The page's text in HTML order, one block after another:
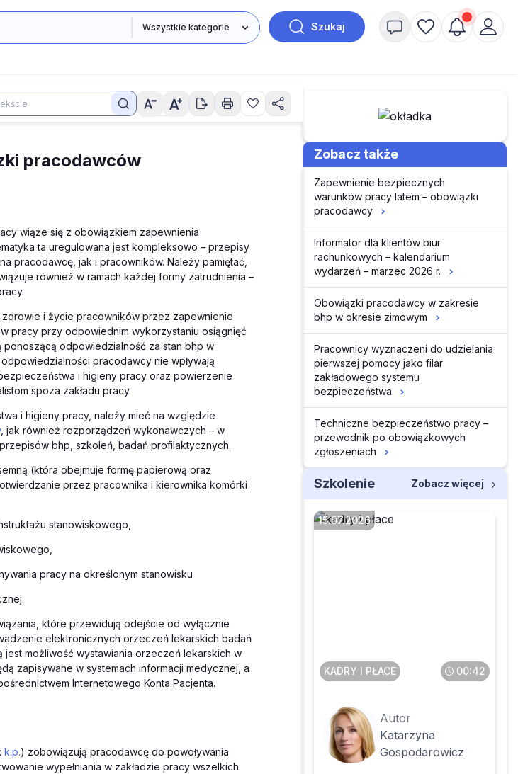
Szukaj
pracodawców
wiąże się z obowiązkiem zapewnienia
ta uregulowana jest kompleksowo – przepisy
pracodawcę, jak i pracowników. Należy pamiętać,
również w ramach każdej formy zatrudnienia –
i życie pracowników przez zapewnienie
pracy przy odpowiednim wykorzystaniu osiągnięć
ponoszącą odpowiedzialność za stan bhp w
pracodawcy nie wpływają
i higieny pracy oraz powierzenie
spoza zakładu pracy.
i higieny pracy, należy mieć na względzie
, jak również rozporządzeń wykonawczych – w
bhp, szkoleń, badań profilaktycznych.
(która obejmuje formę papierową oraz
przez pracownika i kierownika komórki
stanowiskowego,
pracy na określonym stanowisku
które przewidują odejście od wyłącznie
elektronicznych orzeczeń lekarskich badań
jest możliwość wystawiania orzeczeń lekarskich w
zapisywane w systemach informacji medycznej, a
Internetowego Konta Pacjenta.
k.p.) zobowiązują pracodawcę do powoływania
wypełniania w zakładzie pracy wszelkich
Zobacz także
Zapewnienie bezpiecznych
warunków pracy latem – obowiązki
pracodawcy
Informator dla klientów biur
rachunkowych – kalendarium
wydarzeń – marzec 2026 r.
Obowiązki pracodawcy w zakresie
bhp w okresie zimowym
Pracownicy wyznaczeni do udzielania
pierwszej pomocy jako filar
zakładowego systemu
bezpieczeństwa
Techniczne bezpieczeństwo pracy –
przewodnik po obowiązkowych
zgłoszeniach
Szkolenie Zobacz więcej
15.07.2026
KADRY I PŁACE 00:42
Autor
Katarzyna
Gospodarowicz